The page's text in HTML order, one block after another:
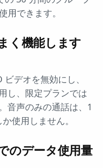
用できます。
く機能します
デオを無効にし、
し、限定プランでは
音声のみの通話は、1
使用しません。
のデータ使用量